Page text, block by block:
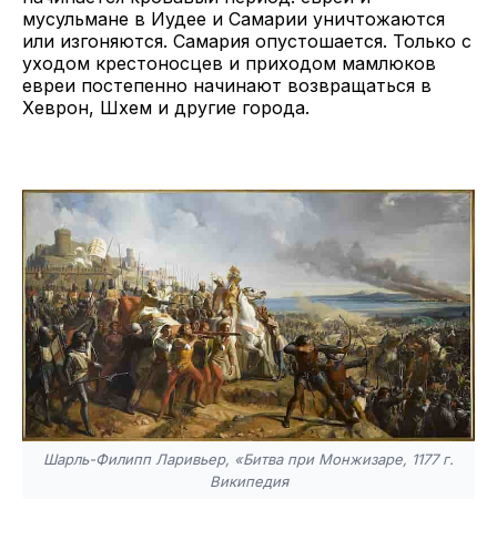
мусульмане в Иудее и Самарии уничтожаются
или изгоняются. Самария опустошается. Только с
уходом крестоносцев и приходом мамлюков
евреи постепенно начинают возвращаться в
Хеврон, Шхем и другие города.
Шарль-Филипп Ларивьер, «Битва при Монжизаре, 1177 г.
Википедия